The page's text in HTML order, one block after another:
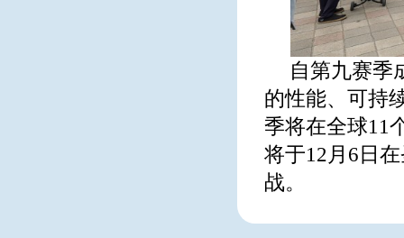
自第九赛季
的性能、可持
季将在全球11
将于12月6日
战。